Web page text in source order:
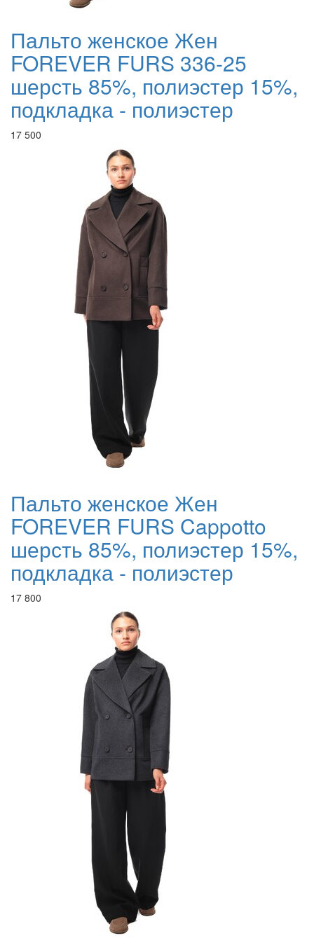
Пальто женское Жен
FOREVER FURS 336-25
шерсть 85%, полиэстер 15%,
подкладка - полиэстер
17 500
Пальто женское Жен
FOREVER FURS Cappotto
шерсть 85%, полиэстер 15%,
подкладка - полиэстер
17 800